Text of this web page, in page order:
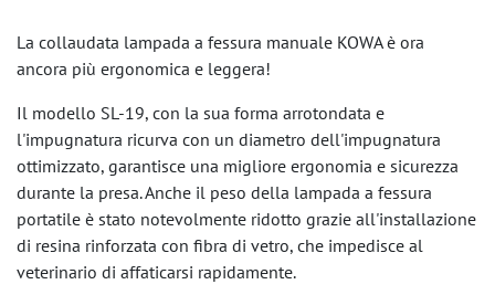
La collaudata lampada a fessura manuale KOWA è ora
ancora più ergonomica e leggera!
Il modello SL-19, con la sua forma arrotondata e
l'impugnatura ricurva con un diametro dell'impugnatura
ottimizzato, garantisce una migliore ergonomia e sicurezza
durante la presa. Anche il peso della lampada a fessura
portatile è stato notevolmente ridotto grazie all'installazione
di resina rinforzata con fibra di vetro, che impedisce al
veterinario di affaticarsi rapidamente.